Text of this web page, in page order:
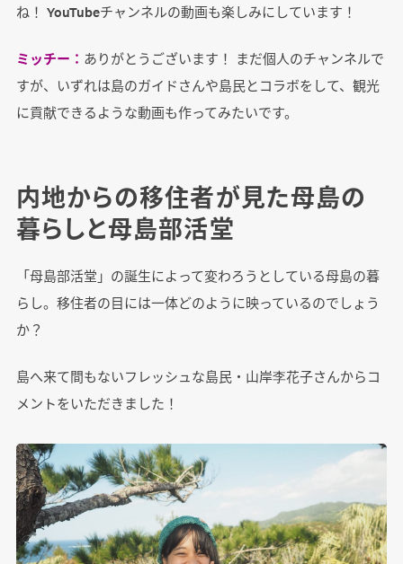
ね！ YouTubeチャンネルの動画も楽しみにしています！
ミッチー： ありがとうございます！ まだ個人のチャンネルで
すが、いずれは島のガイドさんや島民とコラボをして、観光
に貢献できるような動画も作ってみたいです。
内地からの移住者が見た母島の
暮らしと母島部活堂
「母島部活堂」の誕生によって変わろうとしている母島の暮
らし。移住者の目には一体どのように映っているのでしょう
か？
島へ来て間もないフレッシュな島民・山岸李花子さんからコ
メントをいただきました！